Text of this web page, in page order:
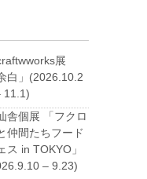
展
白」(2026.10.2
11.1)
舎個展 「フクロ
仲間たちフード
ス in TOKYO」
– 9.23)